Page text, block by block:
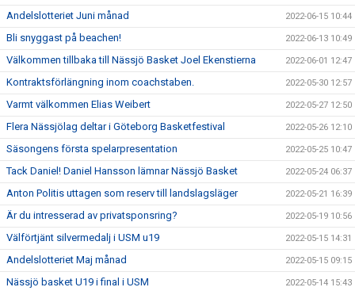
Andelslotteriet Juni månad 2022-06-15 10:44
Bli snyggast på beachen! 2022-06-13 10:49
Välkommen tillbaka till Nässjö Basket Joel Ekenstierna 2022-06-01 12:47
Kontraktsförlängning inom coachstaben. 2022-05-30 12:57
Varmt välkommen Elias Weibert 2022-05-27 12:50
Flera Nässjölag deltar i Göteborg Basketfestival 2022-05-26 12:10
Säsongens första spelarpresentation 2022-05-25 10:47
Tack Daniel! Daniel Hansson lämnar Nässjö Basket 2022-05-24 06:37
Anton Politis uttagen som reserv till landslagsläger 2022-05-21 16:39
Är du intresserad av privatsponsring? 2022-05-19 10:56
Välförtjänt silvermedalj i USM u19 2022-05-15 14:31
Andelslotteriet Maj månad 2022-05-15 09:15
Nässjö basket U19 i final i USM 2022-05-14 15:43